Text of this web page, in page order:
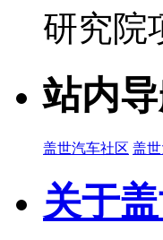
研究院
站内
盖世汽车社区 盖
关于